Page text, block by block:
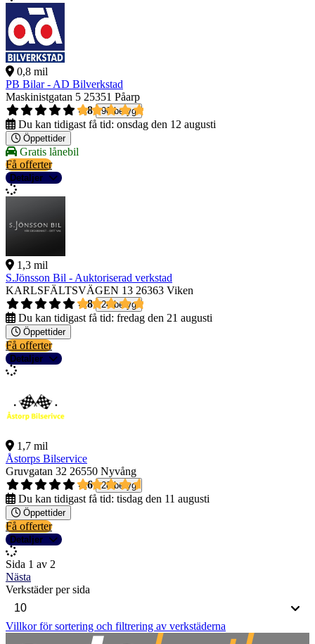
0,8 mil
PB Bilar - AD Bilverkstad
Maskinistgatan 5 25351 Påarp
4,8
90 betyg
Du kan tidigast få tid: onsdag den 12 augusti
Öppettider
Gratis lånebil
Få offerter
Detaljer
1,3 mil
S.Jönsson Bil - Auktoriserad verkstad
KARLSFÄLTSVÄGEN 13 26363 Viken
4,8
24 betyg
Du kan tidigast få tid: fredag den 21 augusti
Öppettider
Få offerter
Detaljer
1,7 mil
Åstorps Bilservice
Gruvgatan 32 26550 Nyvång
4,6
28 betyg
Du kan tidigast få tid: tisdag den 11 augusti
Öppettider
Få offerter
Detaljer
Sida 1 av 2
Nästa
Verkstäder per sida
Villkor för sortering och filtrering av verkstäderna